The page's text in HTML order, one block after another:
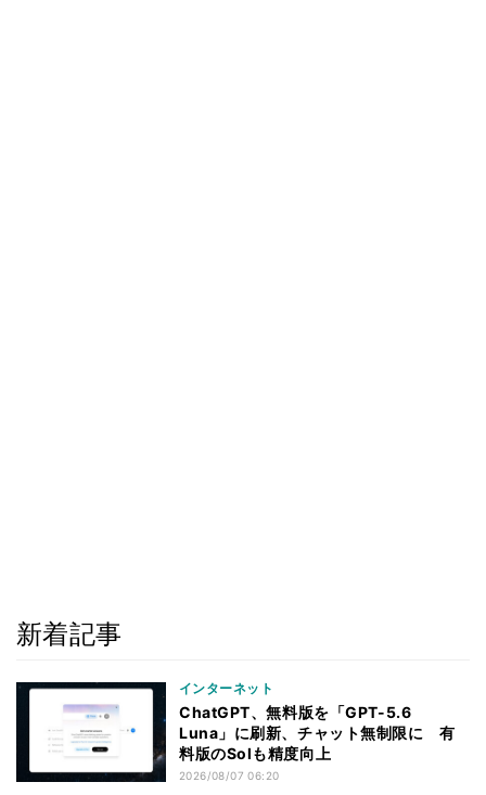
新着記事
インターネット
ChatGPT、無料版を「GPT-5.6
Luna」に刷新、チャット無制限に 有
料版のSolも精度向上
2026/08/07 06:20